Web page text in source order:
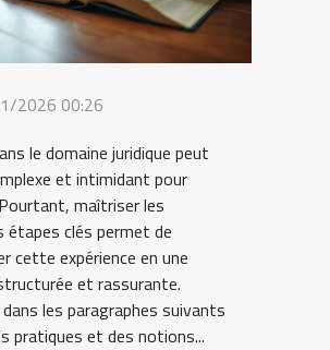
2026 00:26
le domaine juridique peut
et intimidant pour
maîtriser les
clés permet de
cette expérience en une
et rassurante.
les paragraphes suivants
pratiques et des notions...